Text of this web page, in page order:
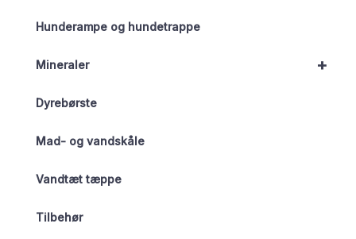
Hunderampe og hundetrappe
+
Mineraler
Dyrebørste
Mad- og vandskåle
Vandtæt tæppe
Tilbehør